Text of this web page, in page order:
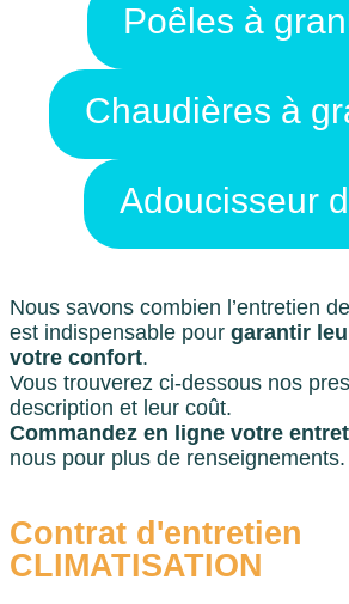
Poêles à
Chaudières à
Adoucisseur
Nous savons combien l’entretien
est indispensable pour garantir
votre confort.
Vous trouverez ci-dessous nos
description et leur coût.
Commandez en ligne votre
nous pour plus de renseignements.
Contrat d'entretien
CLIMATISATION